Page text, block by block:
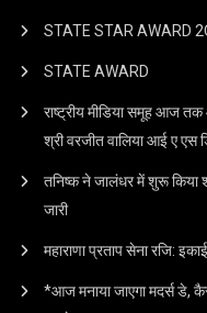
STATE STAR AWARD
STATE AWARD
राष्ट्रीय मीडिया समूह आज
श्री वरजीत वालिया आई ए एस
तनिष्क ने जालंधर में शुरू किया
जारी
महाराणा प्रताप सेना रजि:
*आज मनाया जाएगा मदर्स डे,